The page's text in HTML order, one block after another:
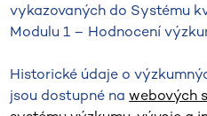
vykazovaných do Systému
Modulu 1 – Hodnocení
Historické údaje o
jsou dostupné nawebových